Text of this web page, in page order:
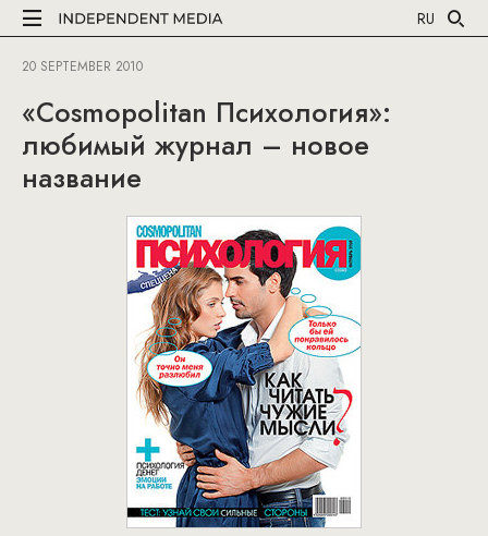
RU
20 SEPTEMBER 2010
«Cosmopolitan Психология»:
любимый журнал – новое
название